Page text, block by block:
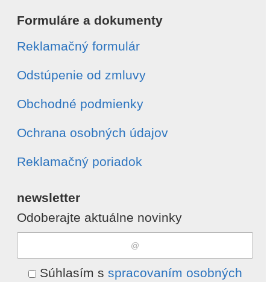
Formuláre a dokumenty
Reklamačný formulár
Odstúpenie od zmluvy
Obchodné podmienky
Ochrana osobných údajov
Reklamačný poriadok
newsletter
Odoberajte aktuálne novinky
Súhlasím s spracovaním osobných